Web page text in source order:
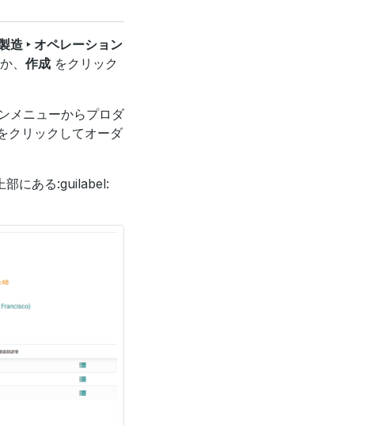
造 ‣ オペレーション
、 作成 をクリック
メニューからプロダ
クリックしてオーダ
部にある:guilabel: